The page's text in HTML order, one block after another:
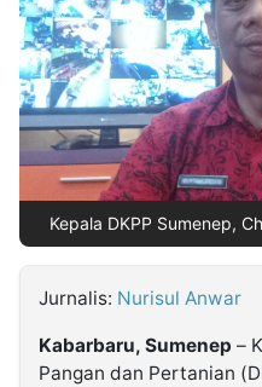
Insight
NTB
Suara
Time
Lens
IDN
Daily
Jogja
Jalan
Rakyat
Idealita
News
Kita
Notice
Dinamikapost.com
Radar
Baru
Seedbacklink
Follow
Kabarbaru
Kepala DKPP Sumenep,
Jurnalis: Nurisul Anwar
Kabarbaru, Sumenep –
Pangan dan Pertanian